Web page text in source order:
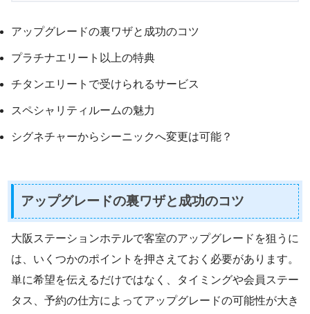
アップグレードの裏ワザと成功のコツ
プラチナエリート以上の特典
チタンエリートで受けられるサービス
スペシャリティルームの魅力
シグネチャーからシーニックへ変更は可能？
アップグレードの裏ワザと成功のコツ
大阪ステーションホテルで客室のアップグレードを狙うに
は、いくつかのポイントを押さえておく必要があります。
単に希望を伝えるだけではなく、タイミングや会員ステー
タス、予約の仕方によってアップグレードの可能性が大き